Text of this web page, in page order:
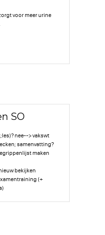
voor meer urine
SO
nee--> vakswt
samenvatting?
maken
bekijken
(+